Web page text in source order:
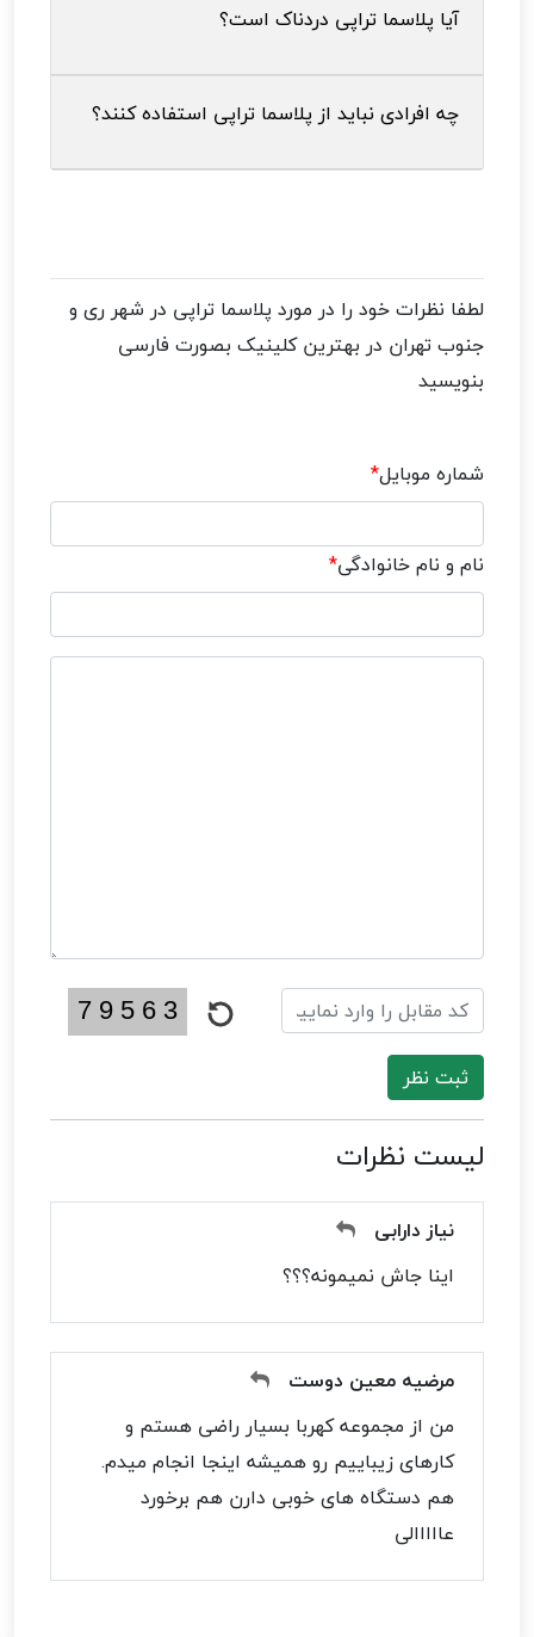
آیا پلاسما تراپی دردناک است؟
چه افرادی نباید از پلاسما تراپی استفاده کنند؟
لطفا نظرات خود را در مورد پلاسما تراپی در شهر ری و
جنوب تهران در بهترین کلینیک بصورت فارسی
بنویسید
شماره موبایل*
نام و نام خانوادگی*
ثبت نظر
لیست نظرات
نیاز دارابی
اینا جاش نمیمونه؟؟؟
مرضیه معین دوست
من از مجموعه کهربا بسیار راضی هستم و
کارهای زیباییم رو همیشه اینجا انجام میدم.
هم دستگاه های خوبی دارن هم برخورد
عااااالی